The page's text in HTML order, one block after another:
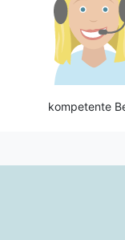
kompetente